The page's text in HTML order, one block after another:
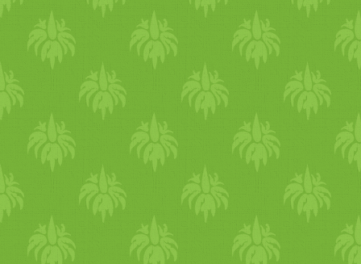
naptár felhasználási
ötletekkel, receptekkel.
Írjátok meg ide a bejegyzés
alá kommentben, hogy ti
voltatok-e már vadon termő
növényeket gyűjtögetni és ha